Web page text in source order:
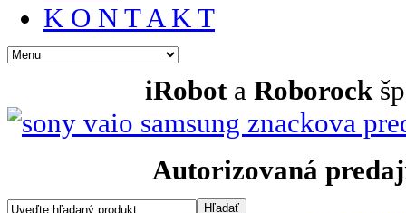
K O N T A K T
iRobot a Roborock
Autorizovaná